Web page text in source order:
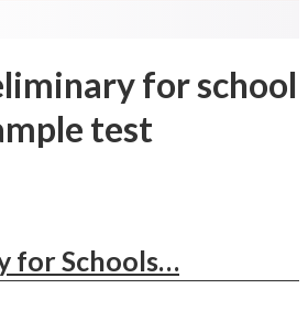
for school
test
for Schools…